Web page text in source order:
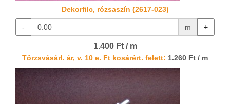
Dekorfilc, rózsaszín (2617-023)
- m +
1.400 Ft / m
Törzsvásárl. ár, v. 10 e. Ft kosárért. felett: 1.260 Ft / m